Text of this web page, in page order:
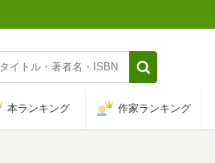
本ランキング 作家ランキング